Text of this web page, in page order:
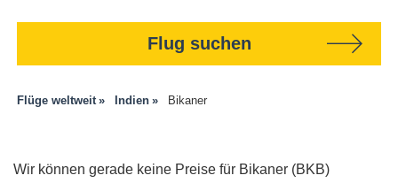
Flug suchen
Flüge weltweit Indien Bikaner
Wir können gerade keine Preise für Bikaner (BKB)